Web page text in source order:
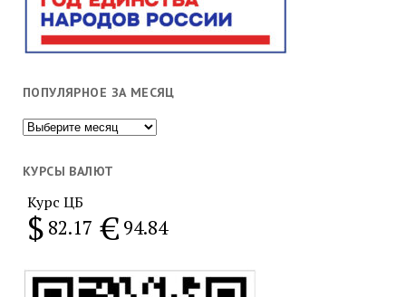
ПОПУЛЯРНОЕ ЗА МЕСЯЦ
Популярное
месяц
КУРСЫ ВАЛЮТ
Курс ЦБ
$ 82.17 € 94.84